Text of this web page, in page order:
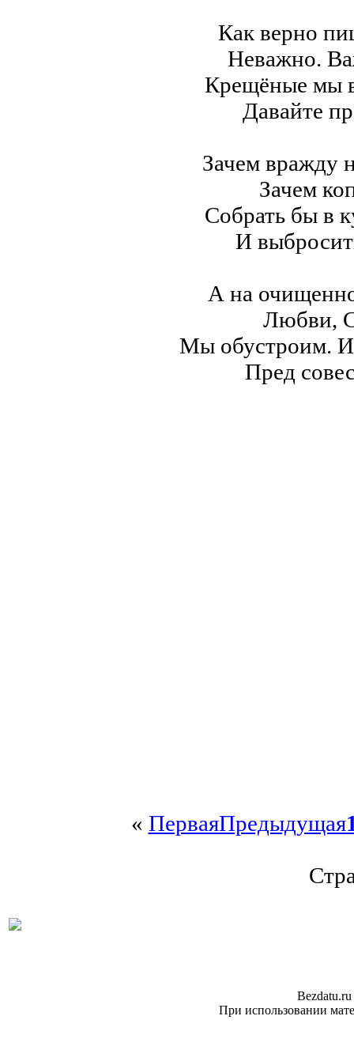
Как верно
Неважно.
Крещёные мы
Давайте
Зачем вражду
Зачем
Собрать бы в
И
А на
Любви,
Мы обустроим.
Пред
« ПерваяПредыдущая
При использовании